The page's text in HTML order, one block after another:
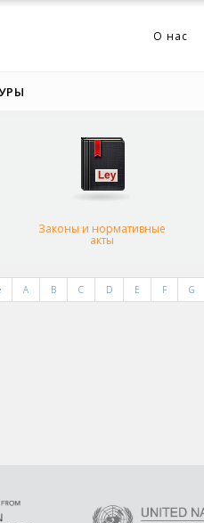
О нас
Законы и нормативные
акты
A B C D E F G